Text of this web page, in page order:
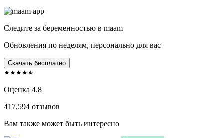
Следите за беременностью в maam
Обновления по неделям, персонально для вас
Скачать бесплатно
Оценка 4.8
417,594 отзывов
Вам также может быть интересно